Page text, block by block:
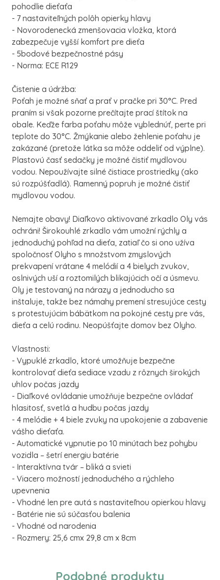
pohodlie dieťaťa
- 7 nastaviteľných polôh opierky hlavy
- Novorodenecká zmenšovacia vložka, ktorá
zabezpečuje vyšší komfort pre dieťa
- 5bodové bezpečnostné pásy
- Norma: ECE R129
Čistenie a údržba:
Poťah je možné sňať a prať v pračke pri 30°C. Pred
praním si však pozorne prečítajte prací štítok na
obale. Keďže farba poťahu môže vyblednúť, perte pri
teplote do 30°C. Žmýkanie alebo žehlenie poťahu je
zakázané (pretože látka sa môže oddeliť od výplne).
Plastovú časť sedačky je možné čistiť mydlovou
vodou. Nepoužívajte silné čistiace prostriedky (ako
sú rozpúšťadlá). Ramenný popruh je možné čistiť
mydlovou vodou.
Nemajte obavy! Diaľkovo aktivované zrkadlo Oly vás
ochráni! Širokouhlé zrkadlo vám umožní rýchly a
jednoduchý pohľad na dieťa, zatiaľ čo si ono užíva
spoločnosť Olyho s množstvom zmyslových
prekvapení vrátane 4 melódií a 4 bielych zvukov,
oslnivých uší a roztomilých blikajúcich očí a úsmevu.
Oly je testovaný na nárazy a jednoducho sa
inštaluje, takže bez námahy premení stresujúce cesty
s protestujúcim bábätkom na pokojné cesty pre vás,
dieťa a celú rodinu. Neopúšťajte domov bez Olyho.
Vlastnosti:
- Vypuklé zrkadlo, ktoré umožňuje bezpečne
kontrolovať dieťa sediace vzadu z rôznych širokých
uhlov počas jazdy
- Diaľkové ovládanie umožňuje bezpečne ovládať
hlasitosť, svetlá a hudbu počas jazdy
- 4 melódie + 4 biele zvuky na upokojenie a zabavenie
vášho dieťaťa.
- Automatické vypnutie po 10 minútach bez pohybu
vozidla – šetrí energiu batérie
- Interaktívna tvár – bliká a svieti
- Viacero možností jednoduchého a rýchleho
upevnenia
- Vhodné len pre autá s nastaviteľnou opierkou hlavy
- Batérie nie sú súčasťou balenia
- Vhodné od narodenia
- Rozmery: 25,6 cmx 29,8 cm x 8cm
Podobné produkty